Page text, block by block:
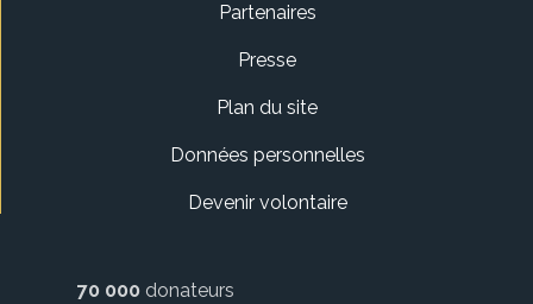
Partenaires
Presse
Plan du site
Données personnelles
Devenir volontaire
70 000 donateurs